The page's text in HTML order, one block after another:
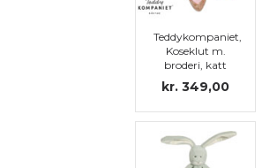
Teddykompaniet,
Koseklut m.
broderi, katt
kr. 349,00